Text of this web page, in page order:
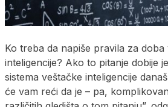
Ko treba da napiše pravila za doba
inteligencije? Ako to pitanje dobije
sistema veštačke inteligencije
će vam reći da je – pa,